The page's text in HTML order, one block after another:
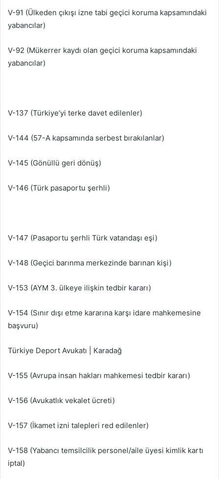
V-91 (Ülkeden çıkışı izne tabi geçici koruma kapsamındaki
yabancılar)
V-92 (Mükerrer kaydı olan geçici koruma kapsamındaki
yabancılar)
V-137 (Türkiye’yi terke davet edilenler)
V-144 (57-A kapsamında serbest bırakılanlar)
V-145 (Gönüllü geri dönüş)
V-146 (Türk pasaportu şerhli)
V-147 (Pasaportu şerhli Türk vatandaşı eşi)
V-148 (Geçici barınma merkezinde barınan kişi)
V-153 (AYM 3. ülkeye ilişkin tedbir kararı)
V-154 (Sınır dışı etme kararına karşı idare mahkemesine
başvuru)
Türkiye Deport Avukatı | Karadağ
V-155 (Avrupa insan hakları mahkemesi tedbir kararı)
V-156 (Avukatlık vekalet ücreti)
V-157 (İkamet izni talepleri red edilenler)
V-158 (Yabancı temsilcilik personel/aile üyesi kimlik kartı
iptal)